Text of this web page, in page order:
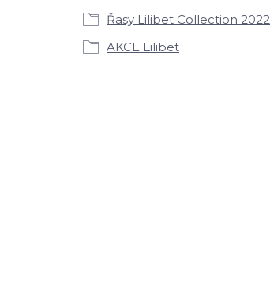
Řasy Lilibet Collection 2022
AKCE Lilibet